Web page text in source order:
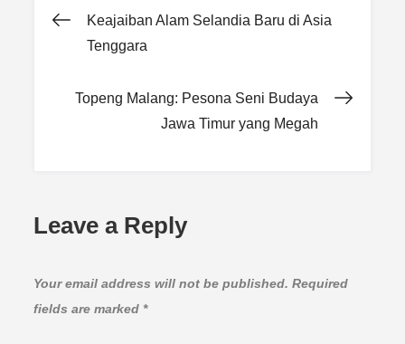
Post
Keajaiban Alam Selandia Baru di Asia
Tenggara
Topeng Malang: Pesona Seni Budaya
Jawa Timur yang Megah
Leave a Reply
Your email address will not be published. Required
fields are marked *